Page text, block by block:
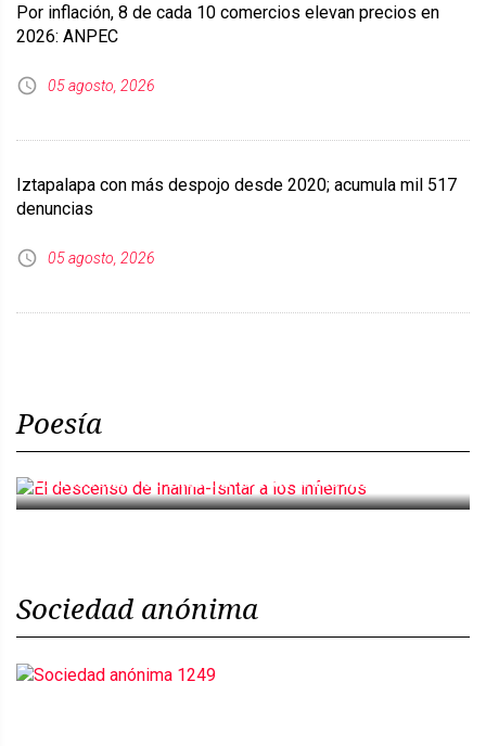
Por inflación, 8 de cada 10 comercios elevan precios en
2026: ANPEC
05 agosto, 2026
Iztapalapa con más despojo desde 2020; acumula mil 517
denuncias
05 agosto, 2026
Poesía
El descenso de Inanna-Ishtar a los infiernos
Sociedad anónima